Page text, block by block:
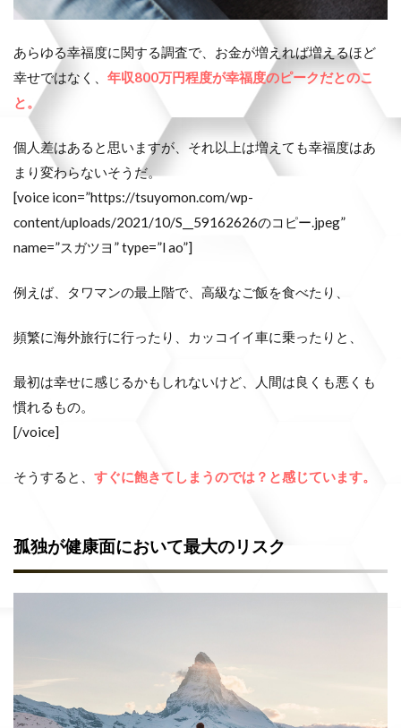
あらゆる幸福度に関する調査で、お金が増えれば増えるほど
幸せではなく、 年収800万円程度が幸福度のピークだとのこ
と。
個人差はあると思いますが、それ以上は増えても幸福度はあ
まり変わらないそうだ。
[voice icon=”https://tsuyomon.com/wp-
content/uploads/2021/10/S__59162626のコピー.jpeg”
name=”スガツヨ” type=”l ao”]
例えば、タワマンの最上階で、高級なご飯を食べたり、
頻繁に海外旅行に行ったり、カッコイイ車に乗ったりと、
最初は幸せに感じるかもしれないけど、人間は良くも悪くも
慣れるもの。
[/voice]
そうすると、 すぐに飽きてしまうのでは？と感じています。
孤独が健康面において最大のリスク